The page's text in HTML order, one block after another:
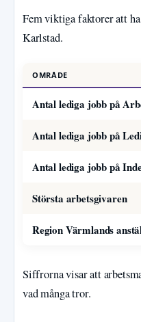
Fem viktiga faktorer att
Karlstad.
OMRÅDE
Antal lediga jobb på
Antal lediga jobb på
Antal lediga jobb på
Största arbetsgivaren
Region Värmlands
Siffrorna visar att
vad många tror.